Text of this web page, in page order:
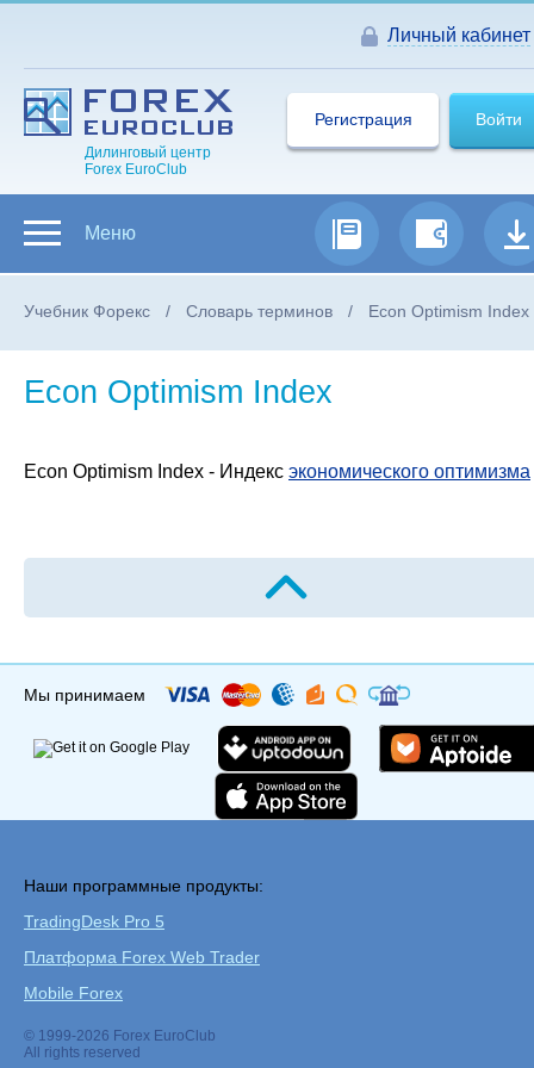
Личный кабинет
Дилинговый центр
Forex EuroClub
Войти
Регистрация
Меню
Учебник Форекс Словарь терминов Econ Optimism Index
Econ Optimism Index
Econ Optimism Index - Индекс экономического оптимизма
Мы принимаем
Наши программные продукты:
TradingDesk Pro 5
Платформа Forex Web Trader
Mobile Forex
© 1999-2026 Forex EuroClub
All rights reserved